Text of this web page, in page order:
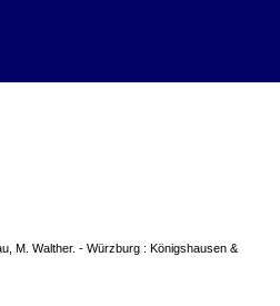
M. Walther. - Würzburg : Königshausen &